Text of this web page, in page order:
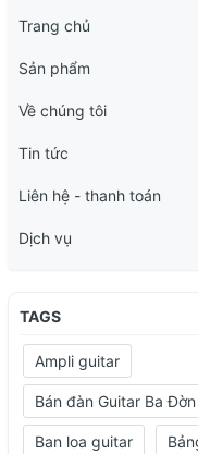
Trang chủ
Sản phẩm
Về chúng tôi
Tin tức
Liên hệ - thanh toán
Dịch vụ
TAGS
Ampli guitar
Bán đàn Guitar Ba
Ban loa guitar